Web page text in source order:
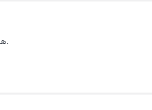
هیچ دیدگاهی برای این محصول نوشته نشده است.